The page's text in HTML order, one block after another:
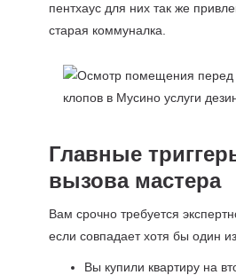
пентхаус для них так же
старая коммуналка.
Главные
вызова мастера
Вам срочно требуется
если совпадает хотя бы один
Вы купили квартиру на